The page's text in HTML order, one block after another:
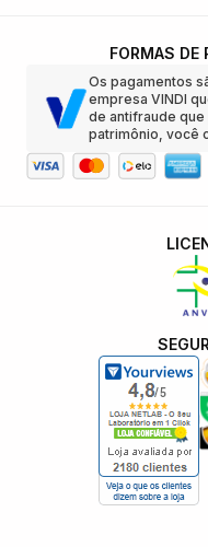
FORMAS DE
Os pagamentos
empresa VINDI
de antifraude
patrimônio, você